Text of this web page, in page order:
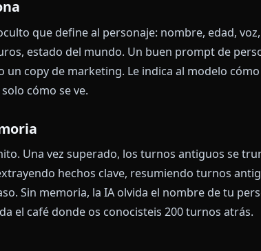
mágica y una que se desarma en el
GPT, Claude, Llama y Deepseek se
con rigor y resiste la deriva del
oculto que define al personaje:
duros, estado del mundo. Un buen